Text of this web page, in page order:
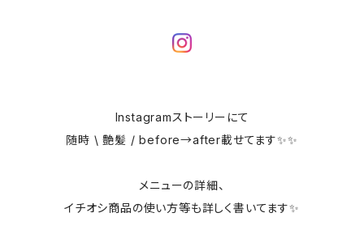
Instagramストーリーにて
随時 \ 艶髪 / before→after載せてます✨✨
メニューの詳細、
イチオシ商品の使い方等も詳しく書いてます✨